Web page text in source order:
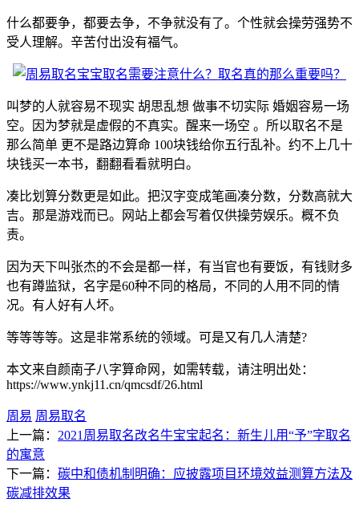
什么都要争，都要去争，不争就没有了。个性就会操劳强势不
受人理解。辛苦付出没有福气。
叫梦的人就容易不现实 胡思乱想 做事不切实际 婚姻容易一场
空。因为梦就是虚假的不真实。醒来一场空 。所以取名不是
那么简单 更不是路边算命 100块钱给你五行乱补。约不上几十
块钱买一本书，翻翻看看就明白。
凑比划算分数更是如此。把汉字变成笔画凑分数，分数高就大
吉。那是游戏而已。网站上都会写着仅供操劳娱乐。概不负
责。
因为天下叫张杰的不会是都一样，有当官也有要饭，有钱财多
也有蹲监狱，名字是60种不同的格局，不同的人用不同的情
况。有人好有人坏。
等等等等。这是非常系统的领域。可是又有几人清楚?
本文来自颜南子八字算命网，如需转载，请注明出处：
https://www.ynkj11.cn/qmcsdf/26.html
周易 周易取名
上一篇： 2021周易取名改名牛宝宝起名：新生儿用“予”字取名
的寓意
下一篇： 碳中和债机制明确：应披露项目环境效益测算方法及
碳减排效果